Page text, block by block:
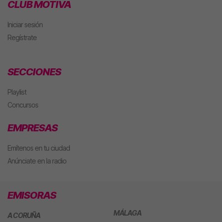
CLUB MOTIVA
Iniciar sesión
Regístrate
SECCIONES
Playlist
Concursos
EMPRESAS
Emítenos en tu ciudad
Anúnciate en la radio
EMISORAS
A CORUÑA
MÁLAGA